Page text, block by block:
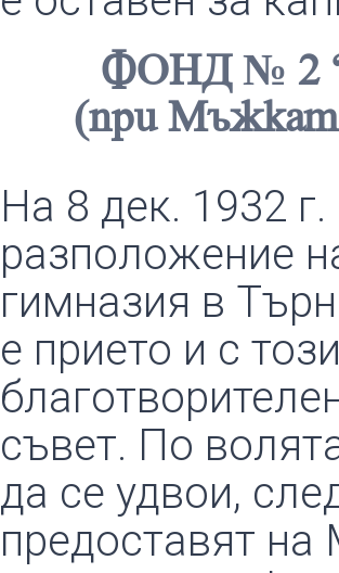
ФОНД № 2
(при
На 8 дек. 1932
разположение
гимназия в
е прието и с
съвет. По
да се удвои,
предоставят на